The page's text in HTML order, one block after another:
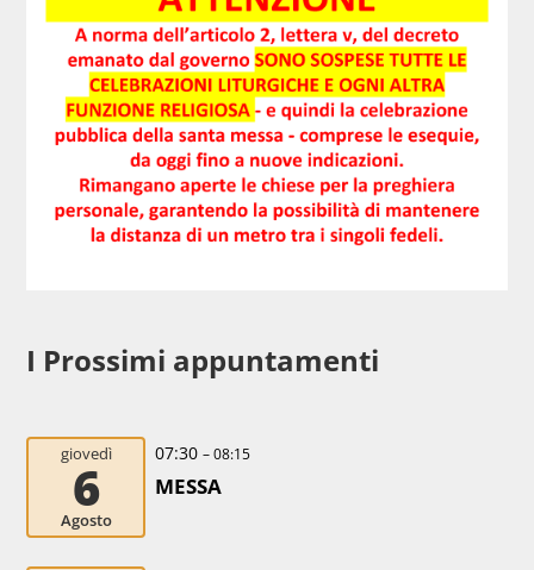
I Prossimi appuntamenti
giovedì
6
Agosto
07:30 – 08:15
MESSA